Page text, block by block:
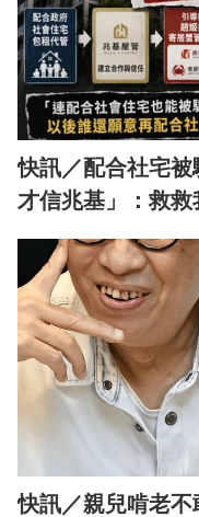
快訊／配合社宅
才信兆基」：救救
快訊／親兒啃老